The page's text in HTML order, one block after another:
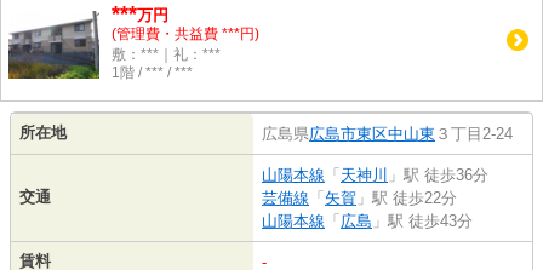
***万円
(管理費・共益費 ***円)
敷：***｜礼：***
1階 / *** / ***
所在地 広島県広島市東区中山東 ３丁目2-24
交通
山陽本線 「 天神川 」駅 徒歩36分
芸備線 「 矢賀 」駅 徒歩22分
山陽本線 「 広島 」駅 徒歩43分
賃料 -